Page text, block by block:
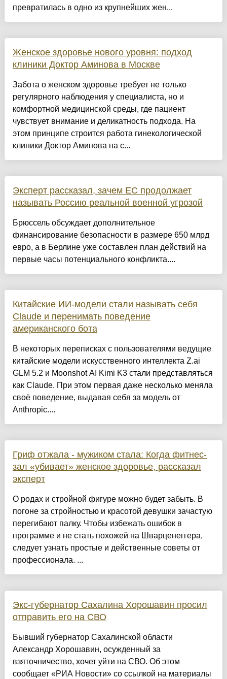
превратилась в одно из крупнейших жен...
Женское здоровье нового уровня: подход
клиники Доктор Аминова в Москве
Забота о женском здоровье требует не только
регулярного наблюдения у специалиста, но и
комфортной медицинской среды, где пациент
чувствует внимание и деликатность подхода. На
этом принципе строится работа гинекологической
клиники Доктор Аминова на с...
Эксперт рассказал, зачем ЕС продолжает
называть Россию реальной военной угрозой
Брюссель обсуждает дополнительное
финансирование безопасности в размере 650 млрд
евро, а в Берлине уже составлен план действий на
первые часы потенциального конфликта....
Китайские ИИ-модели стали называть себя
Claude и перенимать поведение
американского бота
В некоторых переписках с пользователями ведущие
китайские модели искусственного интеллекта Z.ai
GLM 5.2 и Moonshot AI Kimi K3 стали представляться
как Claude. При этом первая даже несколько меняла
своё поведение, выдавая себя за модель от
Anthropic....
Гриф отжала - мужиком стала: Когда фитнес-
зал «убивает» женское здоровье, рассказал
эксперт
О родах и стройной фигуре можно будет забыть. В
погоне за стройностью и красотой девушки зачастую
перегибают палку. Чтобы избежать ошибок в
программе и не стать похожей на Шварценеггера,
следует узнать простые и действенные советы от
профессионала. ...
Экс-губернатор Сахалина Хорошавин просил
отправить его на СВО
Бывший губернатор Сахалинской области
Александр Хорошавин, осужденный за
взяточничество, хочет уйти на СВО. Об этом
сообщает «РИА Новости» со ссылкой на материалы